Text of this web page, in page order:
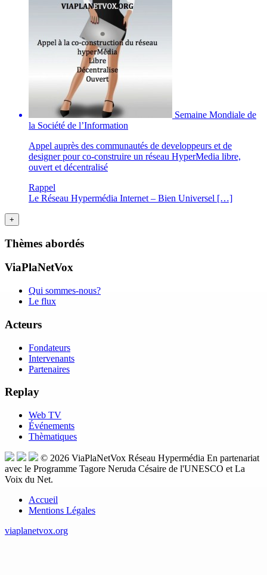
Semaine Mondiale de
la Société de l’Information
Appel auprès des communautés de developpeurs et de
designer pour co-construire un réseau HyperMedia libre,
ouvert et décentralisé
Rappel
Le Réseau Hypermédia Internet – Bien Universel […]
Thèmes abordés
ViaPlaNetVox
Qui sommes-nous?
Le flux
Acteurs
Fondateurs
Intervenants
Partenaires
Replay
Web TV
Événements
Thèmatiques
© 2026 ViaPlaNetVox Réseau Hypermédia En partenariat
avec le Programme Tagore Neruda Césaire de l'UNESCO et La
Voix du Net.
Accueil
Mentions Légales
viaplanetvox.org